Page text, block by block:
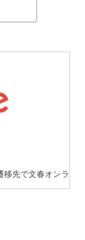
「歴史」
移先で文春オンラ